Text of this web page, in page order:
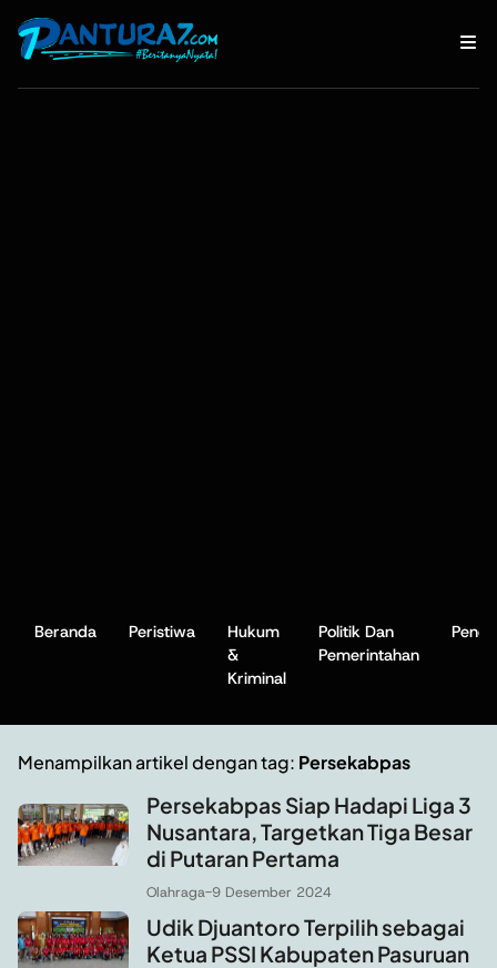
Beranda Peristiwa
Hukum
&
Kriminal
Politik Dan
Pemerintahan
Menampilkan artikel dengan tag: Persekabpas
Persekabpas Siap Hadapi Liga 3
Nusantara, Targetkan Tiga Besar
di Putaran Pertama
Olahraga-9 Desember 2024
Udik Djuantoro Terpilih sebagai
Ketua PSSI Kabupaten Pasuruan